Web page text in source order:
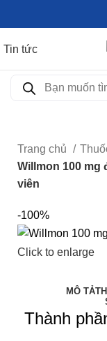
Tin tức
Trang chủ
Willmon 100
viên
-100%
Click to enlarge
MÔ TẢ
Thành